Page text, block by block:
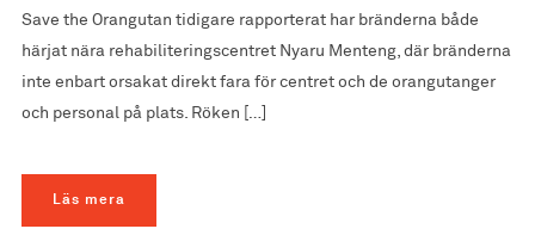
Save the Orangutan tidigare rapporterat har bränderna både
härjat nära rehabiliteringscentret Nyaru Menteng, där bränderna
inte enbart orsakat direkt fara för centret och de orangutanger
och personal på plats. Röken […]
Läs mera